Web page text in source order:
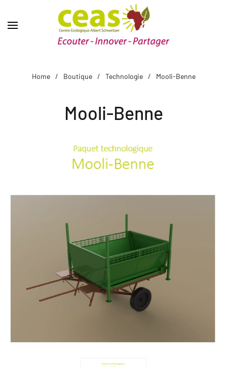
Home Boutique Technologie Mooli-Benne
Mooli-Benne